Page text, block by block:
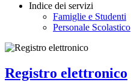
Indice dei servizi
Famiglie e Studenti
Personale Scolastico
Registro elettronico